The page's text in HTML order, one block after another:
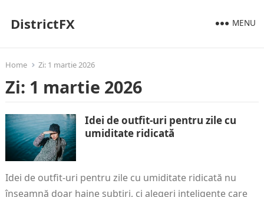
DistrictFX MENU
Home Zi: 1 martie 2026
Zi: 1 martie 2026
Idei de outfit-uri pentru zile cu
umiditate ridicată
Idei de outfit-uri pentru zile cu umiditate ridicată nu
înseamnă doar haine subțiri, ci alegeri inteligente care